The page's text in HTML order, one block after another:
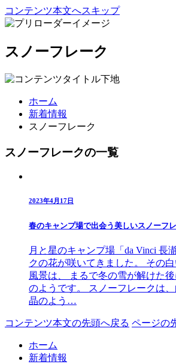
コンテンツ本文へスキップ
スノーフレーク
ホーム
新着情報
スノーフレーク
スノーフレークの一覧
2023年4月17日
春のキャンプ場で出会う美しいスノーフ
月と星のキャンプ場「da Vinci 長
クの花が咲いてきました。 その
風景は、 まるで冬の雪が解けた
のようです。 スノーフレークは
晶のよう…
コンテンツ本文の先頭へ戻る ページの
ホーム
新着情報